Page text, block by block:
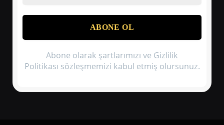
Abone olarak şartlarımızı ve Gizlilik
Politikası sözleşmemizi kabul etmiş olursunuz.